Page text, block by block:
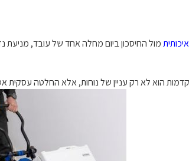
מול החיסכון ביום מחלה אחד של עובד, מניעת
הוא לא רק עניין של נוחות, אלא החלטה עסקית